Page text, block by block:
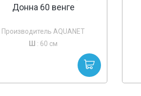
Донна 60 венге
Производитель AQUANET
Ш : 60 см